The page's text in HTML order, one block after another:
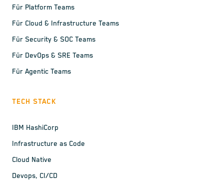
Für Platform Teams
Für Cloud & Infrastructure Teams
Für Security & SOC Teams
Für DevOps & SRE Teams
Für Agentic Teams
TECH STACK
IBM HashiCorp
Infrastructure as Code
Cloud Native
Devops, CI/CD